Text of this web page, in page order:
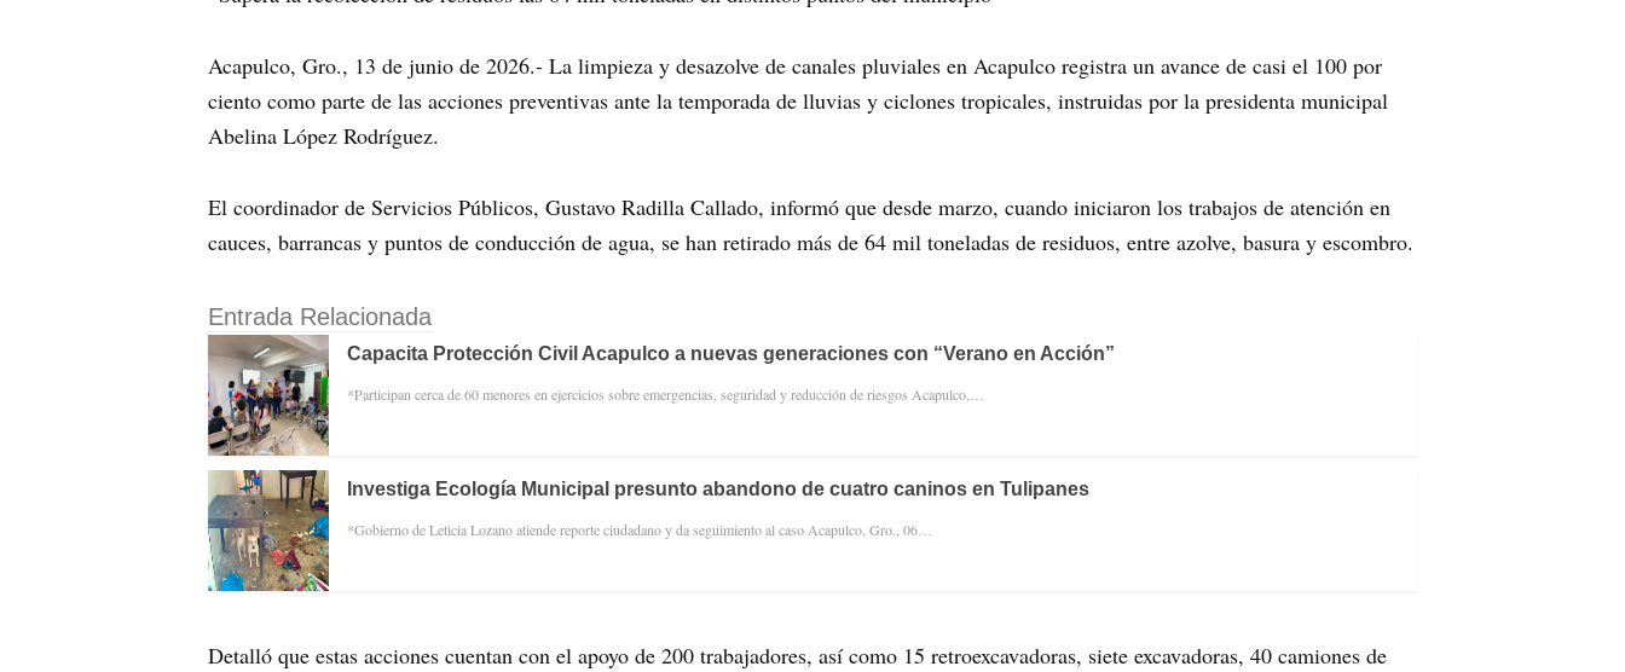
Acapulco, Gro., 13 de junio de 2026.- La limpieza y desazolve de canales pluviales en Acapulco registra un avance de casi el 100 por
ciento como parte de las acciones preventivas ante la temporada de lluvias y ciclones tropicales, instruidas por la presidenta municipal
Abelina López Rodríguez.
El coordinador de Servicios Públicos, Gustavo Radilla Callado, informó que desde marzo, cuando iniciaron los trabajos de atención en
cauces, barrancas y puntos de conducción de agua, se han retirado más de 64 mil toneladas de residuos, entre azolve, basura y escombro.
Entrada Relacionada
Capacita Protección Civil Acapulco a nuevas generaciones con “Verano en Acción”
*Participan cerca de 60 menores en ejercicios sobre emergencias, seguridad y reducción de riesgos Acapulco,…
Investiga Ecología Municipal presunto abandono de cuatro caninos en Tulipanes
*Gobierno de Leticia Lozano atiende reporte ciudadano y da seguimiento al caso Acapulco, Gro., 06…
Detalló que estas acciones cuentan con el apoyo de 200 trabajadores, así como 15 retroexcavadoras, siete excavadoras, 40 camiones de